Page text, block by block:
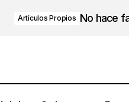
Artículos Propios No hace